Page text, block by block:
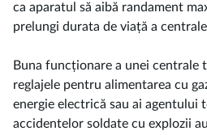
ca aparatul să aibă randament
prelungi durata de viață a
Buna funcționare a unei centrale
reglajele pentru alimentarea cu
energie electrică sau ai agentului
accidentelor soldate cu explozii